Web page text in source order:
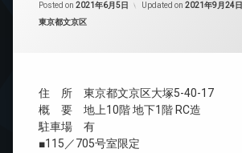
Posted on 2021年6月5日 Updated on 2021年9月24日
カテゴリー:
東京都文京区
住 所 東京都文京区大塚5-40-17
概 要 地上10階 地下1階 RC造
駐車場 有
■115／705号室限定